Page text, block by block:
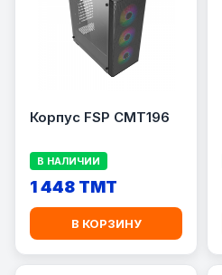
Корпус FSP CMT196
В НАЛИЧИИ
1 448 TMT
В КОРЗИНУ